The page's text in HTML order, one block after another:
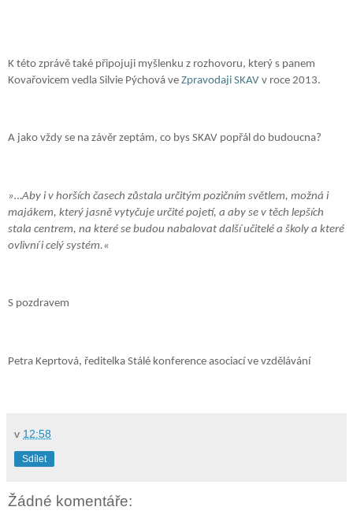
K této zprávě také připojuji myšlenku z rozhovoru, který s panem
Kovařovicem vedla Silvie Pýchová ve Zpravodaji SKAV v roce 2013.
A jako vždy se na závěr zeptám, co bys SKAV popřál do budoucna?
»…Aby i v horších časech zůstala určitým pozičním světlem, možná i
majákem, který jasně vytyčuje určité pojetí, a aby se v těch lepších
stala centrem, na které se budou nabalovat další učitelé a školy a které
ovlivní i celý systém.«
S pozdravem
Petra Keprtová, ředitelka Stálé konference asociací ve vzdělávání
v 12:58
Sdílet
Žádné komentáře: